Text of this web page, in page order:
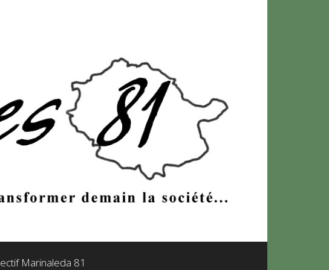
Marinaleda 81